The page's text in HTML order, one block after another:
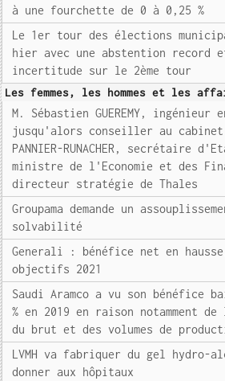
à une fourchette de 0 à 0,25 %
Le 1er tour des élections
hier avec une abstention record
incertitude sur le 2ème tour
Les femmes, les hommes et les
M. Sébastien GUEREMY, ingénieur
jusqu'alors conseiller au cabinet
PANNIER-RUNACHER, secrétaire
ministre de l'Economie et des
directeur stratégie de Thales
Groupama demande un
solvabilité
Generali : bénéfice net en
objectifs 2021
Saudi Aramco a vu son bénéfice
% en 2019 en raison notamment
du brut et des volumes de
LVMH va fabriquer du gel hydro-
donner aux hôpitaux